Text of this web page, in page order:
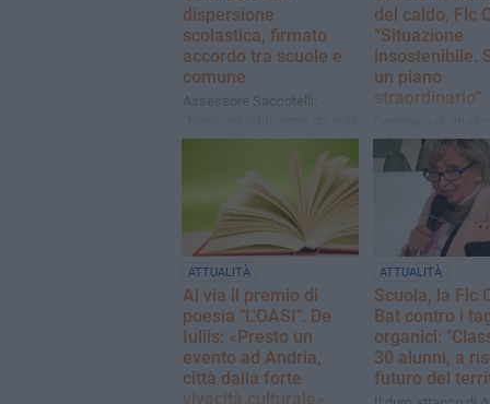
dispersione
scolastica, firmato
accordo tra scuole e
comune
Assessore Saccotelli:
può vincere la slide
del caldo, Flc
“Situazione
insostenibile.
un piano
straordinario”
docenti e
sono costretti a
aule che superano
sistematicamente
di temperatura
ATTUALITÀ
Al via il premio di
poesia "L'OASI". De
Iuliis: «Presto un
evento ad Andria,
città dalla forte
vivacità culturale»
ATTUALITÀ
Scuola, la Flc
Bat contro i
organici:
30 alunni, a
futuro del